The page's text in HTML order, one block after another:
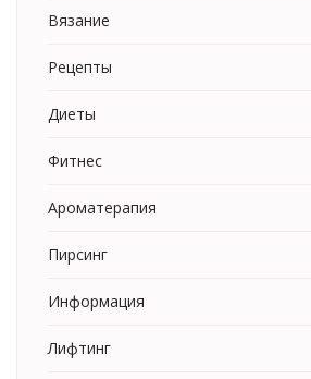
Вязание
Рецепты
Диеты
Фитнес
Ароматерапия
Пирсинг
Информация
Лифтинг